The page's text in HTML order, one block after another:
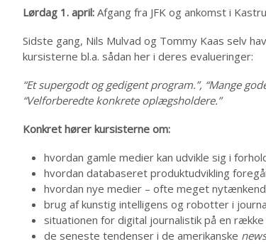
Lørdag 1. april: Afgang fra JFK og ankomst i
Sidste gang, Nils Mulvad og Tommy Kaas selv
kursisterne bl.a. sådan her i deres evalueringer:
“Et supergodt og gedigent program.”, “Mange
“Velforberedte konkrete oplægsholdere.”
Konkret hører kursisterne om:
hvordan gamle medier kan udvikle sig i
hvordan databaseret produktudvikling
hvordan nye medier – ofte meget
brug af kunstig intelligens og robotter i
situationen for digital journalistik på en
de seneste tendenser i de amerikanske